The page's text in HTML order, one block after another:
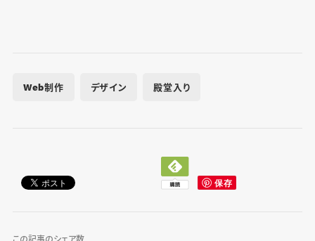
Web制作 デザイン 殿堂入り